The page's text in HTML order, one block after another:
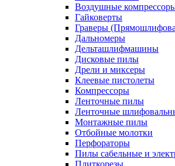
Воздушные
Гайковерты
Граверы
Дальномеры
Дельташлифмашины
Дисковые пилы
Дрели и миксеры
Клеевые пистолеты
Компрессоры
Ленточные пилы
Ленточные
Монтажные пилы
Отбойные молотки
Перфораторы
Пилы сабельные и
Плиткорезы